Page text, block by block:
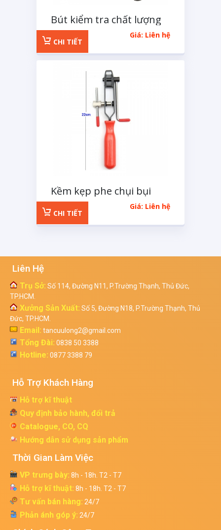
Bút kiểm tra chất lượng
dầu thắng
Giá: Liên hệ
CHI TIẾT
Kềm kẹp phe chụi bụi
đầu láp
Giá: Liên hệ
CHI TIẾT
Liên Hệ
Trụ Sở: Số 114, Đường N11, P.Trường Thạnh, Thủ Đức,
TP.HCM.
Xưởng Sản Xuất: Số 5, Đường N18, P.Trường Thạnh, Thủ
Đức, TP.HCM.
Email: tancuulong2@gmail.com
Tổng Đài: 0838 50 3388
Hotline: 0877 3388 79
Hỗ Trợ Khách Hàng
Hỗ trợ kĩ thuật
Quy định bảo hành, đổi trả
Catalogue, CO, CQ
Hướng dẫn sử dụng sản phẩm
Thời Gian Làm Việc
VP trưng bày: 8h - 18h. T2 - T7
Hỗ trợ kĩ thuật: 8h - 18h. T2 - T7
Tư vấn bán hàng: 24/7
Phản ánh góp ý: 24/7